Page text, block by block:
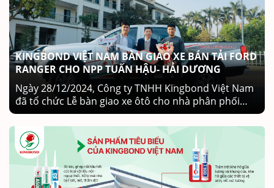
KINGBOND VIỆT NAM BÀN GIAO XE BÁN TẢI FORD
RANGER CHO NPP TUẤN HẬU- HẢI DƯƠNG
Ngày 28/12/2024, Công ty TNHH Kingbond Việt Nam
đã tổ chức Lễ bàn giao xe ôtô cho nhà phân phối
Tuấn Hậu (Hải Dương) – một trong những NPP xuất
sắc đạt chỉ tiêu năm 2024. Buổi lễ có sự góp mặt của
Ban Lãnh đạo Công ty TNHH Kingbond Việt Nam, đại
diện nhà phân phối Tuấn Hậu và các khách mời
khác.